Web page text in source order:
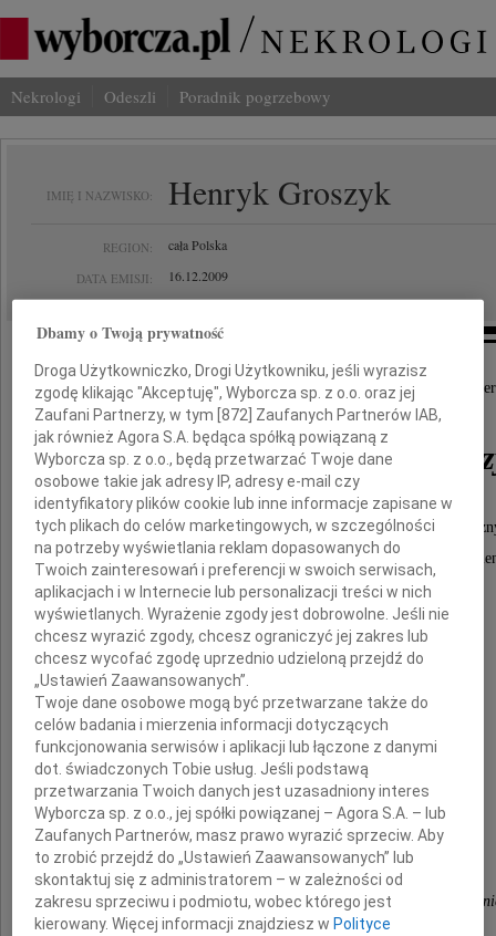
Nekrologi Odeszli Poradnik pogrzebowy
IMIĘ I NAZWISKO: Henryk Groszyk
REGION: cała Polska
DATA EMISJI: 16.12.2009
Z głębokim żalem przyjęliśmy wiadomość o
profesora Henryka
Przez ostatnie miesiące Jego życie było
zmaganiem z poczuciem własnej bezsilności i
Synowi i Rodzinie
wyrazy głębokiego współczucia
z powodu śmierci
Pana profesora dr. hab. Henryka Groszyka
składają
Dzieka, Rada Wydziału i pracownicy
Wydziału Prawa i Administracji UMCS w
Dbamy o Twoją prywatność
Droga Użytkowniczko, Drogi Użytkowniku, jeśli wyrazisz
zgodę klikając "Akceptuję", Wyborcza sp. z o.o. oraz jej
Zaufani Partnerzy, w tym [872 ] Zaufanych Partnerów IAB,
jak również Agora S.A. będąca spółką powiązaną z
Wyborcza sp. z o.o., będą przetwarzać Twoje dane
osobowe takie jak adresy IP, adresy e-mail czy
identyfikatory plików cookie lub inne informacje zapisane w
tych plikach do celów marketingowych, w szczególności
na potrzeby wyświetlania reklam dopasowanych do
Twoich zainteresowań i preferencji w swoich serwisach,
aplikacjach i w Internecie lub personalizacji treści w nich
wyświetlanych. Wyrażenie zgody jest dobrowolne. Jeśli nie
chcesz wyrazić zgody, chcesz ograniczyć jej zakres lub
chcesz wycofać zgodę uprzednio udzieloną przejdź do
„Ustawień Zaawansowanych”.
Twoje dane osobowe mogą być przetwarzane także do
celów badania i mierzenia informacji dotyczących
funkcjonowania serwisów i aplikacji lub łączone z danymi
dot. świadczonych Tobie usług. Jeśli podstawą
przetwarzania Twoich danych jest uzasadniony interes
Wyborcza sp. z o.o., jej spółki powiązanej – Agora S.A. – lub
Zaufanych Partnerów, masz prawo wyrazić sprzeciw. Aby
to zrobić przejdź do „Ustawień Zaawansowanych” lub
skontaktuj się z administratorem – w zależności od
zakresu sprzeciwu i podmiotu, wobec którego jest
kierowany. Więcej informacji znajdziesz w Polityce